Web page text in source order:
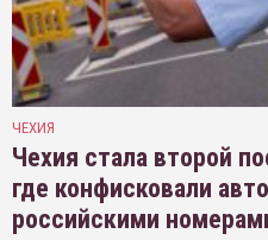
ЧЕХИЯ
Чехия стала второй
где конфисковали
российскими